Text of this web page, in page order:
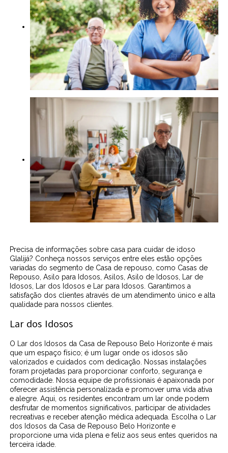
Precisa de informações sobre casa para cuidar de idoso
Glalijá? Conheça nossos serviços entre eles estão opções
variadas do segmento de Casa de repouso, como Casas de
Repouso, Asilo para Idosos, Asilos, Asilo de Idosos, Lar de
Idosos, Lar dos Idosos e Lar para Idosos. Garantimos a
satisfação dos clientes através de um atendimento único e alta
qualidade para nossos clientes.
Lar dos Idosos
O Lar dos Idosos da Casa de Repouso Belo Horizonte é mais
que um espaço físico; é um lugar onde os idosos são
valorizados e cuidados com dedicação. Nossas instalações
foram projetadas para proporcionar conforto, segurança e
comodidade. Nossa equipe de profissionais é apaixonada por
oferecer assistência personalizada e promover uma vida ativa
e alegre. Aqui, os residentes encontram um lar onde podem
desfrutar de momentos significativos, participar de atividades
recreativas e receber atenção médica adequada. Escolha o Lar
dos Idosos da Casa de Repouso Belo Horizonte e
proporcione uma vida plena e feliz aos seus entes queridos na
terceira idade.